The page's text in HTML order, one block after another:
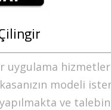
modeli
ve